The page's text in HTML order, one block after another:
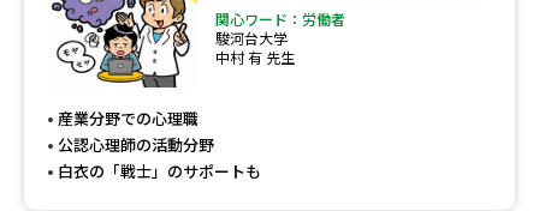
関心ワード：労働者
駿河台大学
中村 有 先生
産業分野での心理職
公認心理師の活動分野
白衣の「戦士」のサポートも